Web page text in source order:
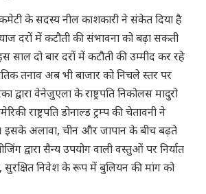
के सदस्य नील काशकारी ने संकेत दिया है
दरों में कटौती की संभावना को बढ़ा सकती
साल दो बार दरों में कटौती की उम्मीद कर रहे
तनाव अब भी बाजार को निचले स्तर पर
द्वारा वेनेजुएला के राष्ट्रपति निकोलस मादुरो
राष्ट्रपति डोनाल्ड ट्रम्प की चेतावनी ने
इसके अलावा, चीन और जापान के बीच बढ़ते
द्वारा सैन्य उपयोग वाली वस्तुओं पर निर्यात
सुरक्षित निवेश के रूप में बुलियन की मांग को